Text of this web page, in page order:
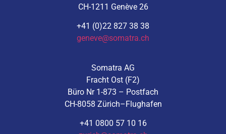
CH-1211 Genève 26
+41 (0)22 827 38 38
geneve@somatra.ch
Somatra AG
Fracht Ost (F2)
Büro Nr 1-873 – Postfach
CH-8058 Zürich–Flughafen
+41 0800 57 10 16